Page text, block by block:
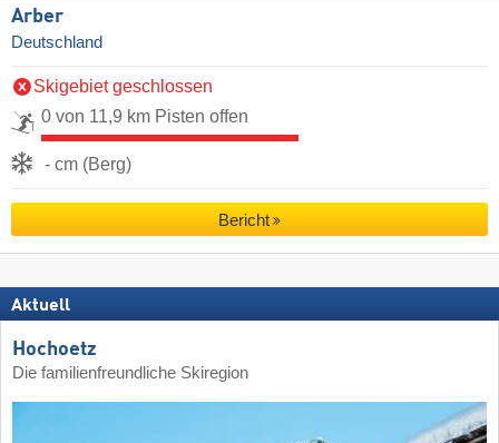
Arber
Deutschland
Skigebiet geschlossen
0 von 11,9 km Pisten offen
- cm (Berg)
Bericht
Aktuell
Hochoetz
Die familienfreundliche Skiregion